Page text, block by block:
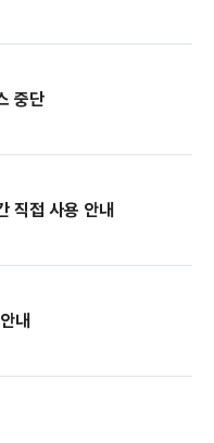
중단
직접 사용 안내
내